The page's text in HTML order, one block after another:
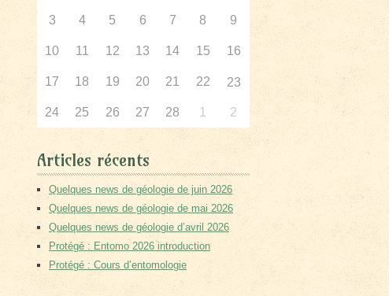
3 4 5 6 7 8 9
10 11 12 13 14 15 16
17 18 19 20 21 22 23
24 25 26 27 28 1 2
Articles récents
Quelques news de géologie de juin 2026
Quelques news de géologie de mai 2026
Quelques news de géologie d’avril 2026
Protégé : Entomo 2026 introduction
Protégé : Cours d’entomologie